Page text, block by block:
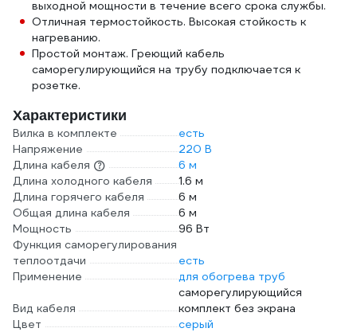
выходной мощности в течение всего срока службы.
Отличная термостойкость. Высокая стойкость к
нагреванию.
Простой монтаж. Греющий кабель
саморегулирующийся на трубу подключается к
розетке.
Характеристики
Вилка в комплекте
есть
Напряжение
220 В
Длина кабеля
6 м
Длина холодного кабеля
1.6 м
Длина горячего кабеля
6 м
Общая длина кабеля
6 м
Мощность
96 Вт
Функция саморегулирования
теплоотдачи
есть
Применение
для обогрева труб
Вид кабеля
саморегулирующийся
комплект без экрана
Цвет
серый